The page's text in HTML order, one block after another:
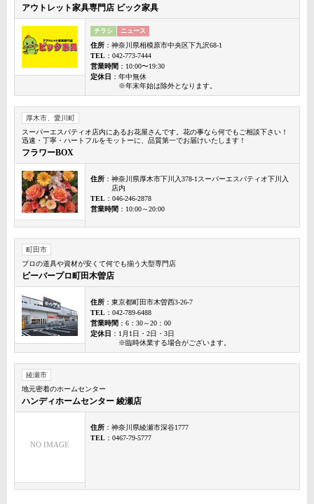
アウトレット家具専門店 ビック家具
チラシ ニュース
住所 ：神奈川県相模原市中央区下九沢68-1
TEL ：042-773-7444
営業時間 ：10:00〜19:30
定休日 ：年中無休
※年末年始は除外となります。
厚木市、愛川町
スーパーエスパティオ店内にあるお花屋さんです。花の事なら何でもご相談下さい！
迅速・丁寧・ハートフルをモットーに、品質第一でお届けいたします！
フラワーBOX
住所 ：神奈川県厚木市下川入378-1スーパーエスパティオ下川入
店内
TEL ：046-246-2878
営業時間 ：10:00～20:00
町田市
プロの道具や資材が安くて何でも揃う大型専門店
ビーバープロ町田木曽店
住所 ：東京都町田市木曽西3-26-7
TEL ：042-789-6488
営業時間 ：6：30～20：00
定休日 ：1月1日・2日・3日
※臨時休業する場合がございます。
綾瀬市
地元密着のホームセンター
ハンディホームセンター 綾瀬店
NO IMAGE
住所 ：神奈川県綾瀬市深谷1777
TEL ：0467-79-5777